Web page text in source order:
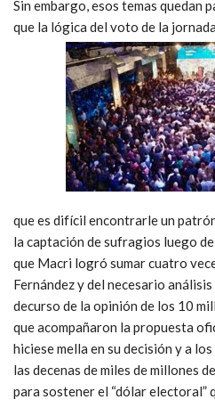
Sin embargo, esos temas quedan
que la lógica del voto de la
que es difícil encontrarle un
la captación de sufragios luego
que Macri logró sumar cuatro
Fernández y del necesario
decurso de la opinión de los 10
que acompañaron la propuesta
hiciese mella en su decisión y a
las decenas de miles de millones
para sostener el “dólar electoral”